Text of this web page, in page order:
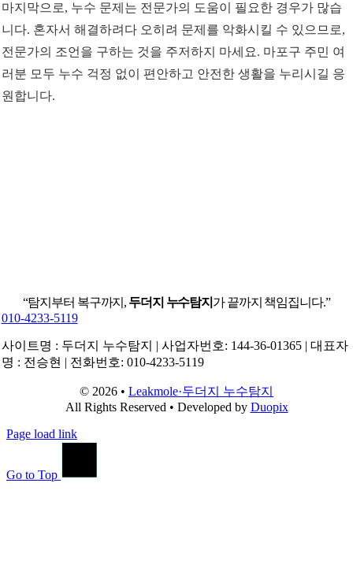
마지막으로, 누수 문제는 전문가의 도움이 필요한 경우가 많습
니다. 혼자서 해결하려다 오히려 문제를 악화시킬 수 있으므로,
전문가의 조언을 구하는 것을 주저하지 마세요. 마포구 주민 여
러분 모두 누수 걱정 없이 편안하고 안전한 생활을 누리시길 응
원합니다.
“탐지부터 복구까지, 두더지 누수탐지 가 끝까지 책임집니다.”
010-4233-5119
사이트명 : 두더지 누수탐지 | 사업자번호: 144-36-01365 | 대표자
명 : 전승현 | 전화번호: 010-4233-5119
© 2026 • Leakmole·두더지 누수탐지
All Rights Reserved • Developed by Duopix
Page load link
Go to Top